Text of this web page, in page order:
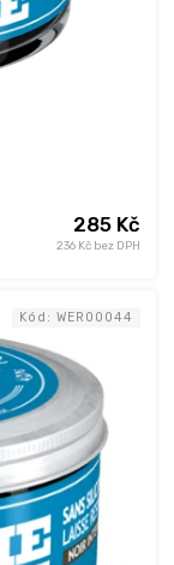
236 Kč bez DPH
285 Kč
Kód: WER00044